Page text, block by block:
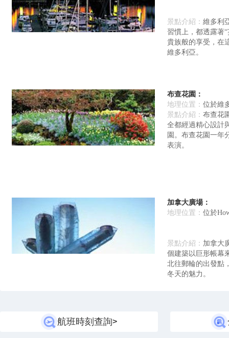
景點介紹： 維多利
習慣上，都透露著
貴族般的享受，在
維多利亞。
布查花園：
地理位置： 位於維
景點介紹： 布查花
全都經過精心設計
園。布查花園一年
表演。
加拿大廣場：
地理位置： 位於
景點介紹： 加拿大
個建築以巨形帳幕
北往郵輪的出發點
冬天的魅力。
航班時刻查詢>